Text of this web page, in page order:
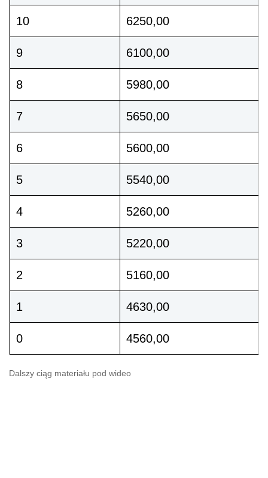
10 6250,00
9 6100,00
8 5980,00
7 5650,00
6 5600,00
5 5540,00
4 5260,00
3 5220,00
2 5160,00
1 4630,00
0 4560,00
Dalszy ciąg materiału pod wideo